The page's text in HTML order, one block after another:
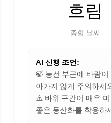
흐림
종합 날씨
AI 산행 조언:
🍃 능선 부근에 바람
아가지 않게 주의하세
⚠️ 바위 구간이 매우
좋은 등산화를 착용하